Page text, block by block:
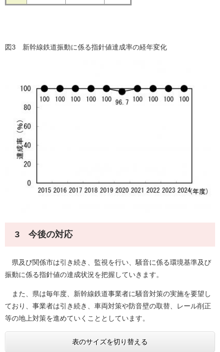
図3 新幹線鉄道振動に係る指針値達成率の経年変化
3 今後の対応
県及び関係市は引き続き、監視を行い、騒音に係る環境基準及び
振動に係る指針値の達成状況を把握していきます。
また、県は毎年度、新幹線鉄道事業者に騒音対策の実施を要望し
ており、事業者は引き続き、車両対策や防音壁の取替、レール削正
等の地上対策を進めていくこととしています。
表のサイズを切り替える